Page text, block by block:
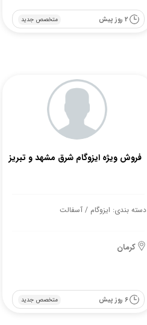
متخصص جدید 2 روز پیش
فروش ویژه ایزوگام شرق مشهد و تبریز
دسته بندی: ایزوگام / آسفالت
کرمان
متخصص جدید 6 روز پیش